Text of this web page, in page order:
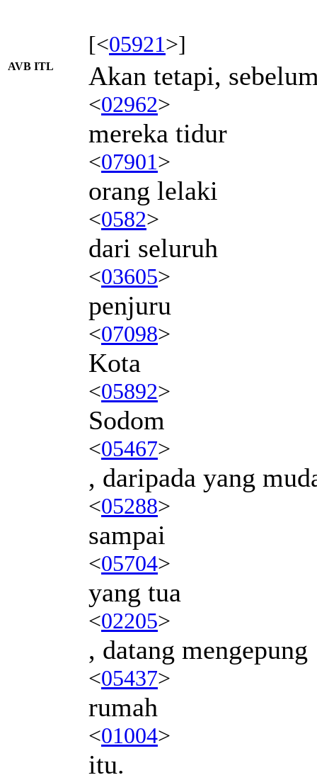
[<05921>]
AVB ITL Akan tetapi,
<02962>
mereka tidur
<07901>
orang lelaki
<0582>
dari seluruh
<03605>
penjuru
<07098>
Kota
<05892>
Sodom
<05467>
, daripada yang
<05288>
sampai
<05704>
yang tua
<02205>
, datang mengepung
<05437>
rumah
<01004>
itu.